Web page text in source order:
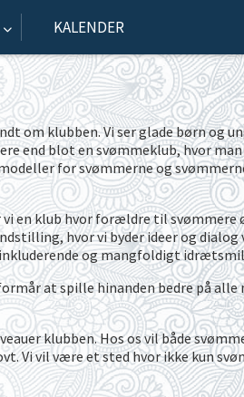
KALENDER
om klubben. Vi ser glade børn og
end blot en svømmeklub, hvor
for svømmerne og
vi en klub hvor forældre til
hvor vi byder ideer og
og mangfoldigt
at spille hinanden bedre på alle
klubben. Hos os vil både
Vi vil være et sted hvor ikke kun